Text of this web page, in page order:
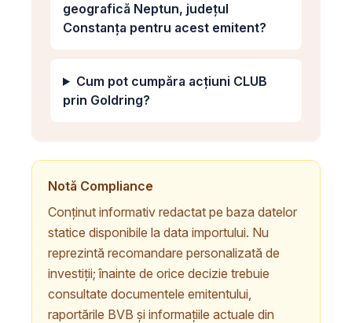
geografică Neptun, județul
Constanța pentru acest emitent?
Cum pot cumpăra acțiuni CLUB
prin Goldring?
Notă Compliance
Conținut informativ redactat pe baza datelor
statice disponibile la data importului. Nu
reprezintă recomandare personalizată de
investiții; înainte de orice decizie trebuie
consultate documentele emitentului,
raportările BVB și informațiile actuale din